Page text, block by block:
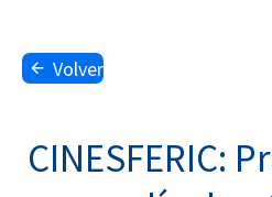
Volver
CINESFERIC: